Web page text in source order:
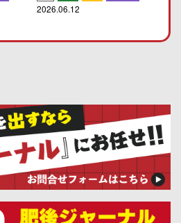
2026.06.12